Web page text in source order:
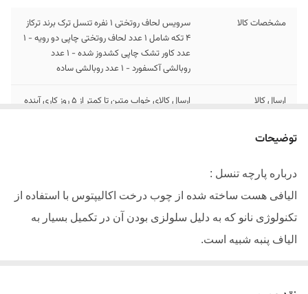
مشخصات کالا
سرویس لحاف روتختی 1 نفره تنسل ترک برند ترکاز
4 تکه شامل 1 عدد لحاف روتختی چاپی دو رویه - 1
عدد کاور تشک چاپی کشدوز شده - 1 عدد
روبالشی آکسفورد - 1 عدد روبالشی ساده
ارسال کالا ارسال کالای خواب متین تا کمتر از 5 روز کاری آینده
توضیحات
درباره پارچه تنسل :
الیافی هست ساخته شده از چوب درخت اکالیپتوس با استفاده از
تکنولوژی نانو که به دلیل سلولزی بودن آن در تکمیل بسیار به
الیاف پنبه شبیه است.